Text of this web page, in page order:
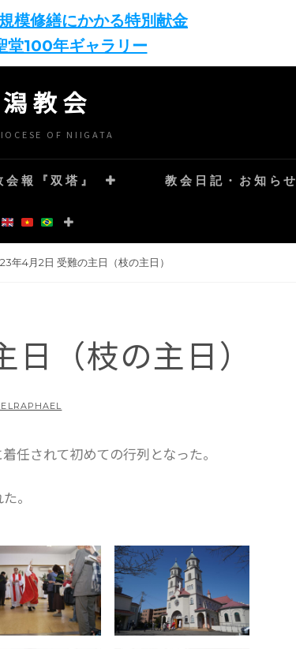
模修繕にかかる特別献金
堂100年ギャラリー
教会
OF NIIGATA
会報『双塔』 教会日記・お知らせ
年4月2日 受難の主日（枝の主日）
（枝の主日）
任されて初めての行列となった。
。